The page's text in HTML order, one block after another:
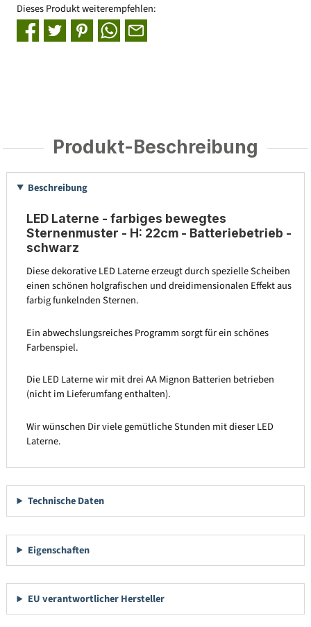
Dieses Produkt weiterempfehlen:
Produkt-Beschreibung
Beschreibung
LED Laterne - farbiges bewegtes
Sternenmuster - H: 22cm - Batteriebetrieb -
schwarz
Diese dekorative LED Laterne erzeugt durch spezielle Scheiben
einen schönen holgrafischen und dreidimensionalen Effekt aus
farbig funkelnden Sternen.
Ein abwechslungsreiches Programm sorgt für ein schönes
Farbenspiel.
Die LED Laterne wir mit drei AA Mignon Batterien betrieben
(nicht im Lieferumfang enthalten).
Wir wünschen Dir viele gemütliche Stunden mit dieser LED
Laterne.
Technische Daten
Eigenschaften
EU verantwortlicher Hersteller